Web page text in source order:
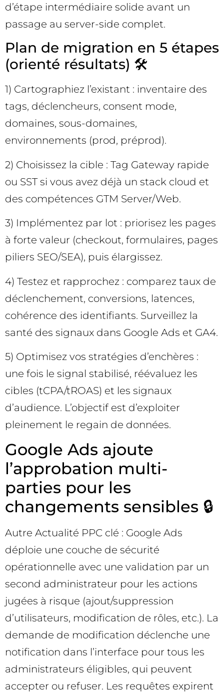
d’étape intermédiaire solide avant un
passage au server-side complet.
Plan de migration en 5 étapes
(orienté résultats) 🛠️
1) Cartographiez l’existant : inventaire des
tags, déclencheurs, consent mode,
domaines, sous-domaines,
environnements (prod, préprod).
2) Choisissez la cible : Tag Gateway rapide
ou SST si vous avez déjà un stack cloud et
des compétences GTM Server/Web.
3) Implémentez par lot : priorisez les pages
à forte valeur (checkout, formulaires, pages
piliers SEO/SEA), puis élargissez.
4) Testez et rapprochez : comparez taux de
déclenchement, conversions, latences,
cohérence des identifiants. Surveillez la
santé des signaux dans Google Ads et GA4.
5) Optimisez vos stratégies d’enchères :
une fois le signal stabilisé, réévaluez les
cibles (tCPA/tROAS) et les signaux
d’audience. L’objectif est d’exploiter
pleinement le regain de données.
Google Ads ajoute
l’approbation multi-
parties pour les
changements sensibles 🔒
Autre Actualité PPC clé : Google Ads
déploie une couche de sécurité
opérationnelle avec une validation par un
second administrateur pour les actions
jugées à risque (ajout/suppression
d’utilisateurs, modification de rôles, etc.). La
demande de modification déclenche une
notification dans l’interface pour tous les
administrateurs éligibles, qui peuvent
accepter ou refuser. Les requêtes expirent